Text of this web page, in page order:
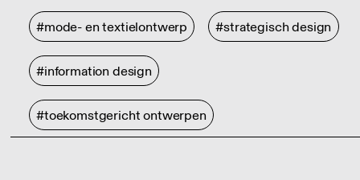
#mode- en textielontwerp #strategisch design
#information design
#toekomstgericht ontwerpen